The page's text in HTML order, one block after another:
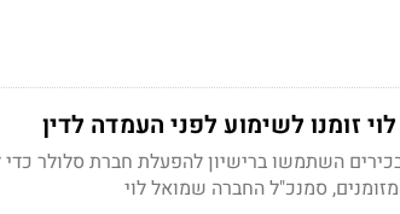
זומנו לשימוע לפני העמדה לדין
השתמשו ברישיון להפעלת חברת סלולר כדי
סמנכ"ל החברה שמואל לוי